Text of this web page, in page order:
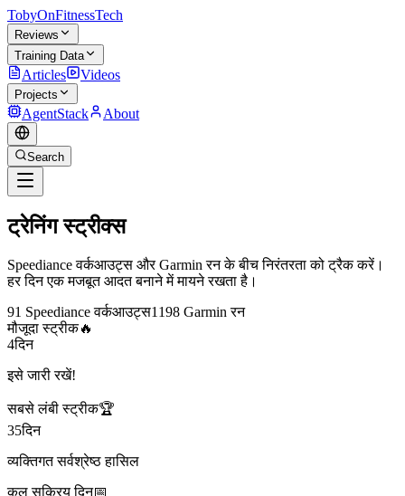
TobyOnFitnessTech
Reviews
Training Data
Articles Videos
Projects
AgentStack About
Search
ट्रेनिंगस्ट्रीक्स
Speediance वर्कआउट्स और Garmin रन के बीच निरंतरता को ट्रैक करें।
हर दिन एक मजबूत आदत बनाने में मायने रखता है।
91 Speediance वर्कआउट्स1198 Garmin रन
मौजूदा स्ट्रीक🔥
4दिन
इसे जारी रखें!
सबसे लंबी स्ट्रीक🏆
35दिन
व्यक्तिगत सर्वश्रेष्ठ हासिल
कुल सक्रिय दिन📅